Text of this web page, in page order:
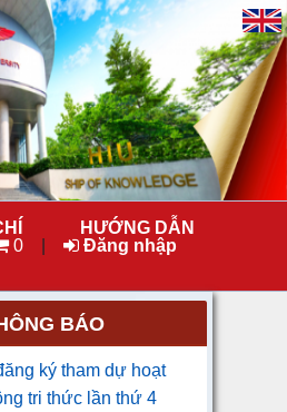
HƯỚNG DẪN
0
Đăng nhập
BÁO
ký tham dự hoạt
tri thức lần thứ 4